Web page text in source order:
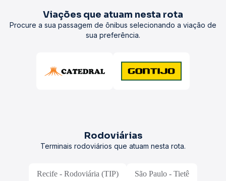
Viações que atuam nesta rota
Procure a sua passagem de ônibus selecionando a viação de
sua preferência.
Rodoviárias
Terminais rodoviários que atuam nesta rota.
Recife - Rodoviária (TIP) São Paulo - Tietê